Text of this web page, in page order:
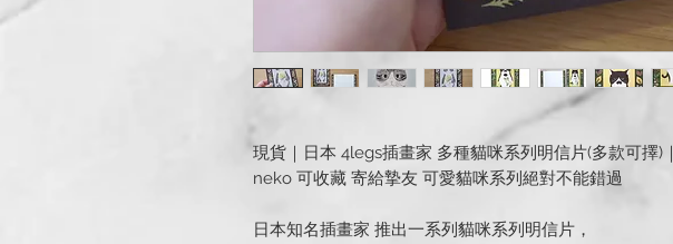
現貨｜日本 4legs插畫家 多種貓咪系列明信片(多款可擇)｜
neko 可收藏 寄給摯友 可愛貓咪系列絕對不能錯過
日本知名插畫家 推出一系列貓咪系列明信片，